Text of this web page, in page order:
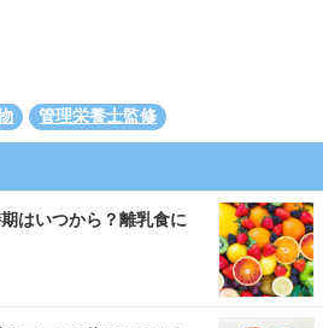
管理栄養士監修
はいつから？離乳食に